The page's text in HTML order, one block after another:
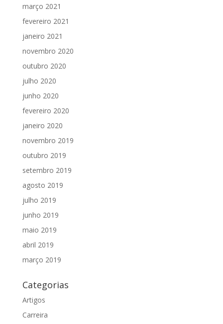
março 2021
fevereiro 2021
janeiro 2021
novembro 2020
outubro 2020
julho 2020
junho 2020
fevereiro 2020
janeiro 2020
novembro 2019
outubro 2019
setembro 2019
agosto 2019
julho 2019
junho 2019
maio 2019
abril 2019
março 2019
Categorias
Artigos
Carreira